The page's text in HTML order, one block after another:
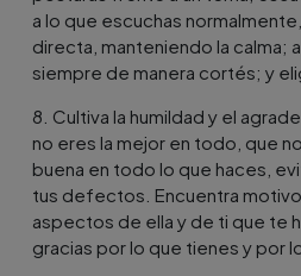
a lo que escuchas
directa, manteniendo la calma;
siempre de manera cortés; y
8. Cultiva la humildad y el
no eres la mejor en todo, que
buena en todo lo que haces,
tus defectos. Encuentra
aspectos de ella y de ti que te
gracias por lo que tienes y por